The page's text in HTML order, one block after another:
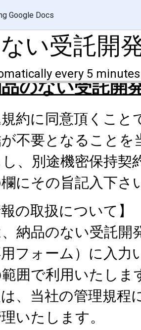
Google Docs
い受託開
every 5 minutes
のない受託開
約に同意頂くこと
不要となることを
し、別途機密保持
にその旨記入下さ
報の取扱について】
納品のない受託
用フォーム）に入
囲で利用いたし
、当社の管理規程
いたします。